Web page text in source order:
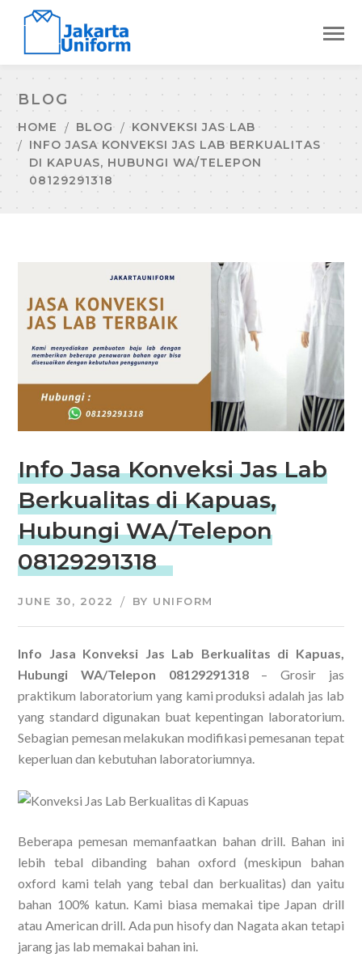
BLOG
HOME BLOG
KONVEKSI JAS LAB
INFO JASA KONVEKSI JAS LAB BERKUALITAS
DI KAPUAS, HUBUNGI WA/TELEPON
08129291318
Info Jasa Konveksi Jas Lab
Berkualitas di Kapuas,
Hubungi WA/Telepon
08129291318
JUNE 30, 2022 BY UNIFORM
Info Jasa Konveksi Jas Lab Berkualitas di Kapuas,
Hubungi WA/Telepon 08129291318– Grosir jas
praktikum laboratorium yang kami produksi adalah jas lab
yang standard digunakan buat kepentingan laboratorium.
Sebagian pemesan melakukan modifikasi pemesanan tepat
keperluan dan kebutuhan laboratoriumnya.
Beberapa pemesan memanfaatkan bahan drill. Bahan ini
lebih tebal dibanding bahan oxford (meskipun bahan
oxford kami telah yang tebal dan berkualitas) dan yaitu
bahan 100% katun. Kami biasa memakai tipe Japan drill
atau American drill. Ada pun hisofy dan Nagata akan tetapi
jarang jas lab memakai bahan ini.